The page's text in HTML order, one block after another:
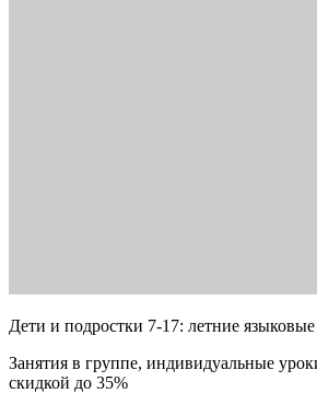
Дети и подростки 7-17: летние
Занятия в группе, индивидуальные
скидкой до 35%